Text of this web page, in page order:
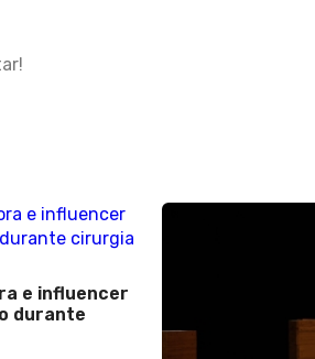
e influencer
durante